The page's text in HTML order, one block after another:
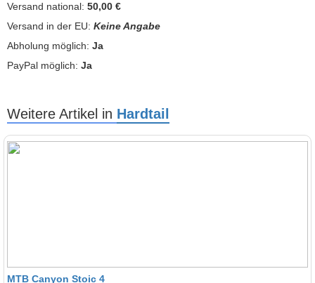
Versand national: 50,00 €
Versand in der EU: Keine Angabe
Abholung möglich: Ja
PayPal möglich: Ja
Weitere Artikel in Hardtail
MTB Canyon Stoic 4